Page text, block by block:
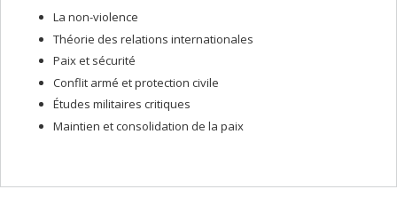
La non-violence
Théorie des relations internationales
Paix et sécurité
Conflit armé et protection civile
Études militaires critiques
Maintien et consolidation de la paix